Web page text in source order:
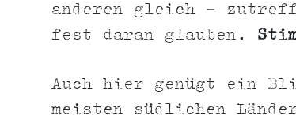
anderen gleich -
fest daran glauben.
Auch hier genügt ein
meisten südlichen